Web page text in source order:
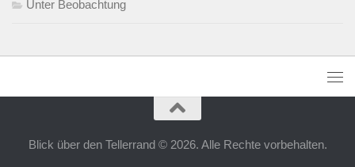
Unter Beobachtung
Blick über den Tellerrand © 2026. Alle Rechte vorbehalten.